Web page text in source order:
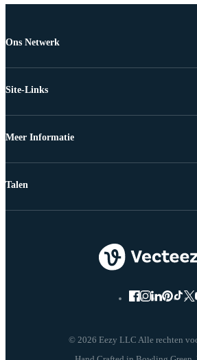
Ons Netwerk
Site-Links
Meer Informatie
© 2026 Eezy LLC Alle rechten
Talen